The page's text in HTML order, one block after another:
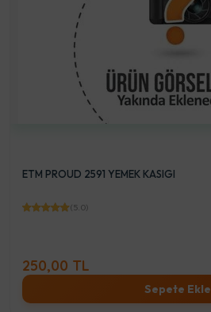
ETM PROUD 2591 YEMEK KASIGI
(5.0)
250,00 TL
Sepete Ekle